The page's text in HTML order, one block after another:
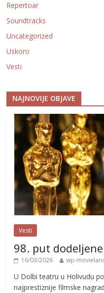
Repertoar
Soundtracks
Uncategorized
Uskoro
Vesti
NAJNOVIJE OBJAVE
Vesti
98. put
16/03/2026 wp-
U Dolbi teatru u Holivudu
najprestiznije filmske